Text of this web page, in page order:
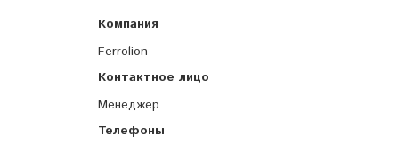
Ferrolion
Менеджер